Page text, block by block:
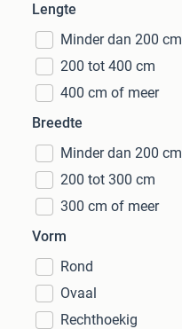
Lengte
Minder dan 200 cm
200 tot 400 cm
400 cm of meer
Breedte
Minder dan 200 cm
200 tot 300 cm
300 cm of meer
Vorm
Rond
Ovaal
Rechthoekig